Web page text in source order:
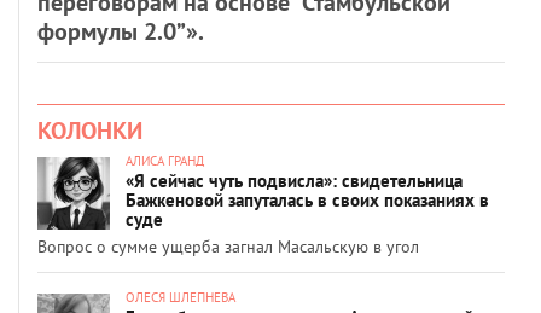
формулы 2.0”».
КОЛОНКИ
АЛИСА ГРАНД
«Я сейчас чуть подвисла»: свидетельница
Бажкеновой запуталась в своих показаниях в
суде
Вопрос о сумме ущерба загнал Масальскую в угол
ОЛЕСЯ ШЛЕПНЕВА